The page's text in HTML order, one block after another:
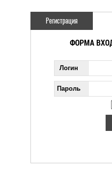
Регистрация
ФОРМА
Логин
Пароль